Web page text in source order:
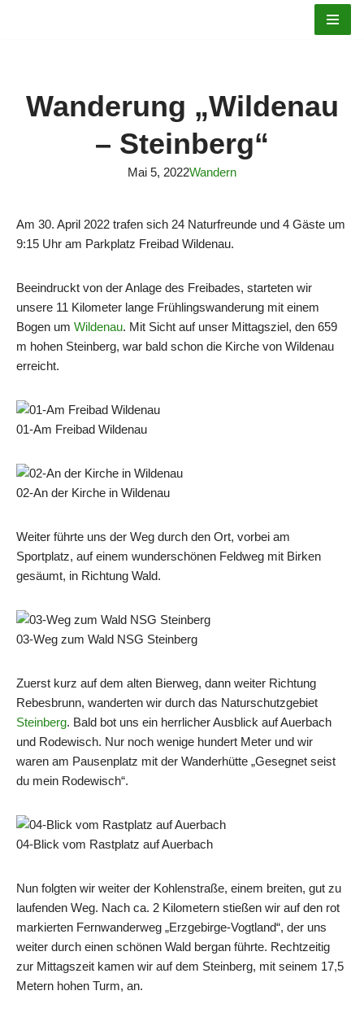
Wanderung „Wildenau
– Steinberg“
Mai 5, 2022Wandern
Am 30. April 2022 trafen sich 24 Naturfreunde und 4 Gäste um
9:15 Uhr am Parkplatz Freibad Wildenau.
Beeindruckt von der Anlage des Freibades, starteten wir
unsere 11 Kilometer lange Frühlingswanderung mit einem
Bogen um Wildenau. Mit Sicht auf unser Mittagsziel, den 659
m hohen Steinberg, war bald schon die Kirche von Wildenau
erreicht.
01-Am Freibad Wildenau
02-An der Kirche in Wildenau
Weiter führte uns der Weg durch den Ort, vorbei am
Sportplatz, auf einem wunderschönen Feldweg mit Birken
gesäumt, in Richtung Wald.
03-Weg zum Wald NSG Steinberg
Zuerst kurz auf dem alten Bierweg, dann weiter Richtung
Rebesbrunn, wanderten wir durch das Naturschutzgebiet
Steinberg. Bald bot uns ein herrlicher Ausblick auf Auerbach
und Rodewisch. Nur noch wenige hundert Meter und wir
waren am Pausenplatz mit der Wanderhütte „Gesegnet seist
du mein Rodewisch“.
04-Blick vom Rastplatz auf Auerbach
Nun folgten wir weiter der Kohlenstraße, einem breiten, gut zu
laufenden Weg. Nach ca. 2 Kilometern stießen wir auf den rot
markierten Fernwanderweg „Erzgebirge-Vogtland“, der uns
weiter durch einen schönen Wald bergan führte. Rechtzeitig
zur Mittagszeit kamen wir auf dem Steinberg, mit seinem 17,5
Metern hohen Turm, an.